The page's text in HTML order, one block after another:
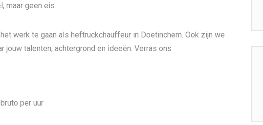
maar geen eis
werk te gaan als heftruckchauffeur in Doetinchem. Ook zijn we
jouw talenten, achtergrond en ideeën. Verras ons
per uur